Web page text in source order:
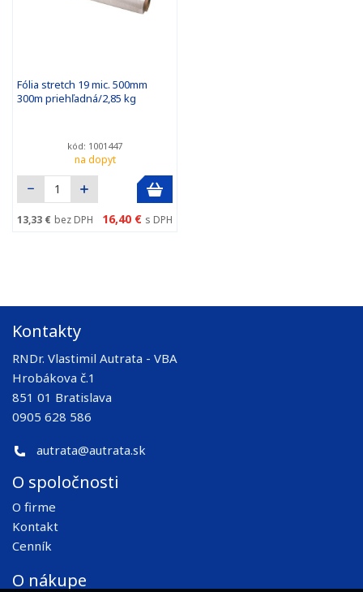
Fólia stretch 19 mic. 500mm
300m priehľadná/2,85 kg
kód: 1001447
na dopyt
13,33 € bez DPH 16,40 € s DPH
Kontakty
RNDr. Vlastimil Autrata - VBA
Hrobákova č.1
851 01 Bratislava
0905 628 586
autrata@autrata.sk
O spoločnosti
O firme
Kontakt
Cenník
O nákupe